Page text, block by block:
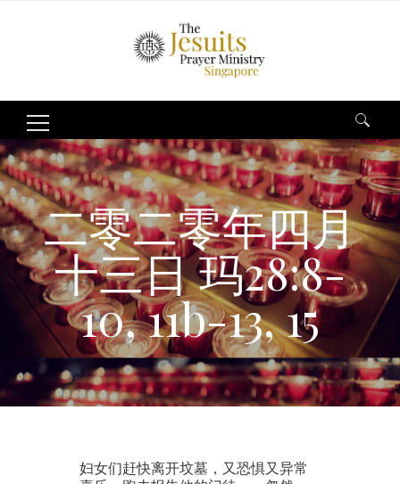
Search
for:
二零二零年四月
十三日 玛28:8-
10, 11b-13, 15
妇女们赶快离开坟墓，又恐惧又异常